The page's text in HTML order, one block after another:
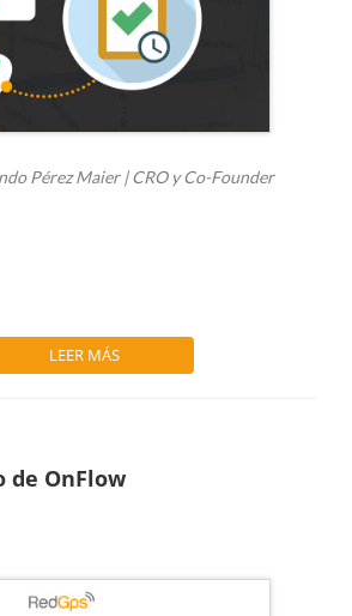
Pérez Maier | CRO y Co-Founder
LEER MÁS
de OnFlow